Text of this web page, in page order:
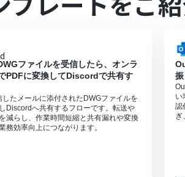
項は「
【アプリトリガー】Google スプレ
ラン（Microsoft365 Business）があり、
ファイルを受信したら、オンラ
PDFに変換してDiscordで共有す
たメールに添付されたDWGファイルを
Discordへ共有するフローです。転送や
減らし、作業時間短縮と共有漏れや変換
務効率向上につながります。
い
認